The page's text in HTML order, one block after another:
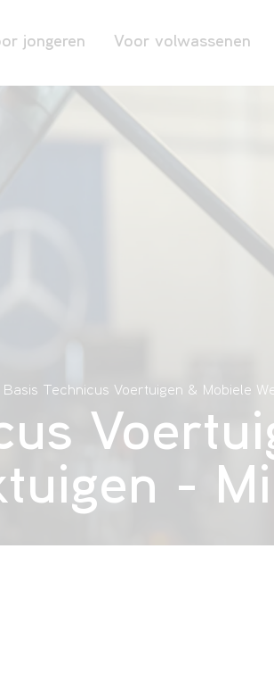
jongeren Voor volwassenen
Basis Technicus Voertuigen & Mobiele
-